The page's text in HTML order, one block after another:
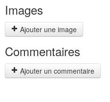
Images
Ajouter une image
Commentaires
Ajouter un commentaire